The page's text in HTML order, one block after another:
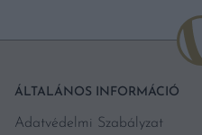
ÁLTALÁNOS INFORMÁCIÓ
Adatvédelmi Szabályzat